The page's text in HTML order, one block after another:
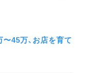
45万、お店を育て